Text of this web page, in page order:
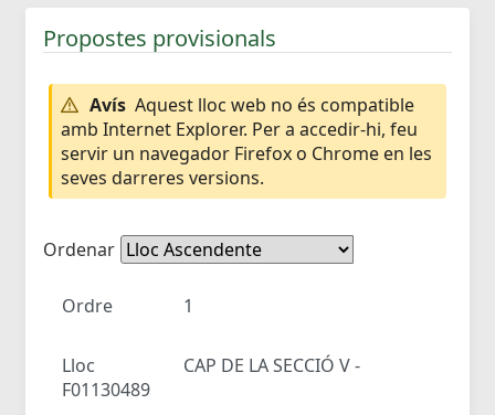
Propostes provisionals
Avís Aquest lloc web no és compatible
amb Internet Explorer. Per a accedir-hi, feu
servir un navegador Firefox o Chrome en les
seves darreres versions.
Ordenar
Ordre 1
Lloc
CAP DE LA SECCIÓ V -
F01130489